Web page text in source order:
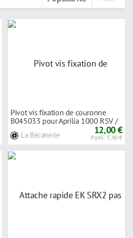
Pivot vis fixation de couronne
B045033 pour Aprilia 1000 RSV /
La Bécanerie 12,00 €
Ports : 5,90 €